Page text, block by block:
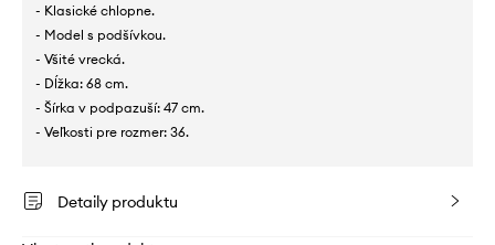
- Klasické chlopne.
- Model s podšívkou.
- Všité vrecká.
- Dĺžka: 68 cm.
- Šírka v podpazuší: 47 cm.
- Veľkosti pre rozmer: 36.
Detaily produktu